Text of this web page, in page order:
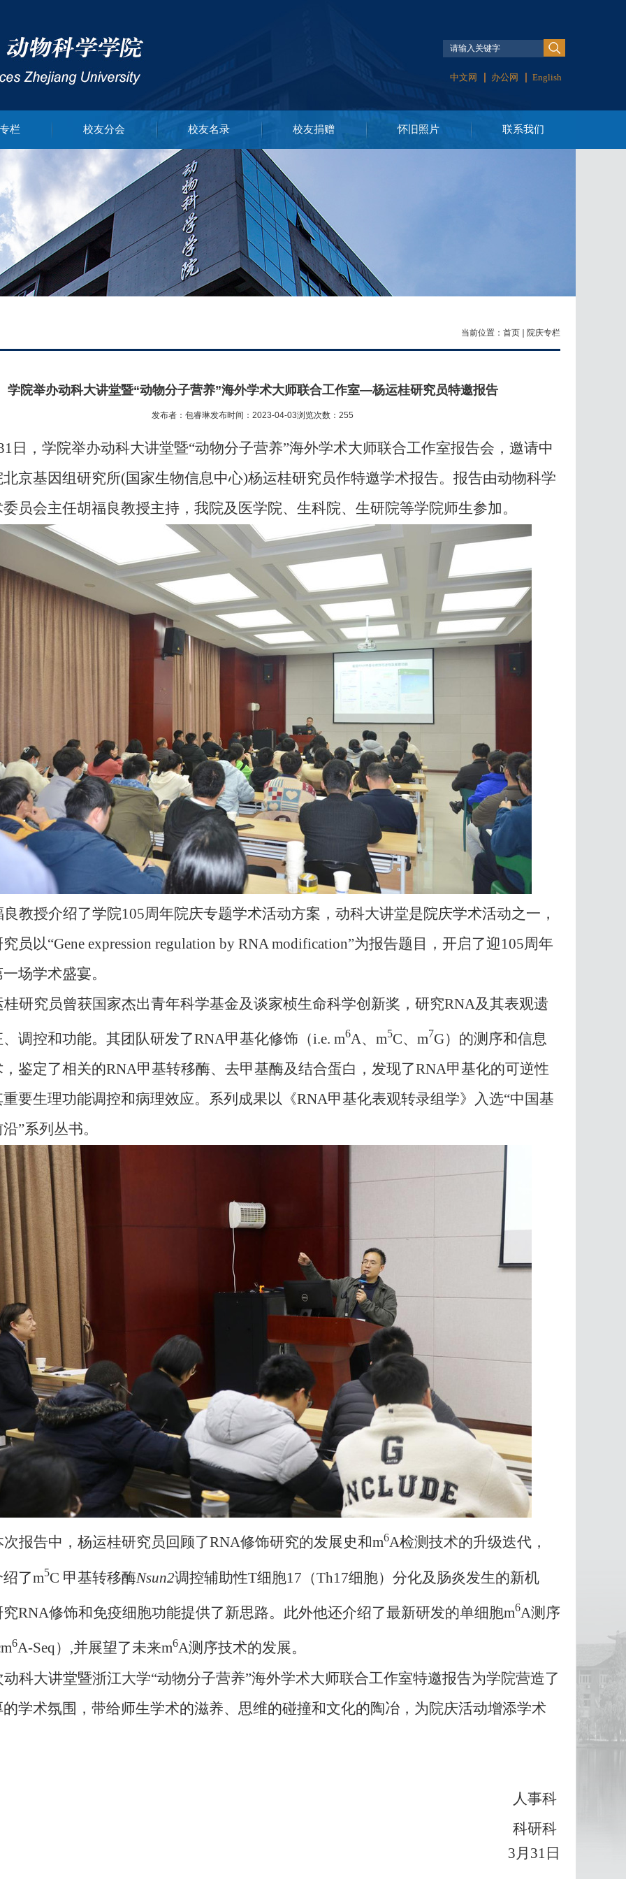
中文网 办公网 English
栏 校友分会 校友名录 校友捐赠 怀旧照片 联系我们
当前位置： 首页 院庆专栏
学院举办动科大讲堂暨“动物分子营养”海外学术大师联合工作室—杨运桂研究员特邀报告
发布者：包睿琳发布时间：2023-04-03浏览次数： 255
日，学院举办动科大讲堂暨“动物分子营养”海外学术大师联合工作室报告会，邀请中
京基因组研究所(国家生物信息中心)杨运桂研究员作特邀学术报告。报告由动物科学
员会主任胡福良教授主持，我院及医学院、生科院、生研院等学院师生参加。
良教授介绍了学院105周年院庆专题学术活动方案，动科大讲堂是院庆学术活动之一，
员以“Gene expression regulation by RNA modification”为报告题目，开启了迎105周年
场学术盛宴。
桂研究员曾获国家杰出青年科学基金及谈家桢生命科学创新奖，研究RNA及其表观遗
调控和功能。其团队研发了RNA甲基化修饰 （i.e. m6A、 m5C、 m7G） 的测序和信息
鉴定了相关的RNA甲基转移酶、去甲基酶及结合蛋白，发现了RNA甲基化的可逆性
要生理功能调控和病理效应。系列成果以 《RNA甲基化表观转录组学》 入选“中国基
沿”系列丛书。
次报告中，杨运桂研究员回顾了RNA修饰研究的发展史和m6A检测技术的升级迭代，
了m5C 甲基转移酶Nsun2调控辅助性T细胞17 （Th17细胞） 分化及肠炎发生的新机
RNA修饰和免疫细胞功能提供了新思路。此外他还介绍了最新研发的单细胞m6A测序
6A-Seq ） ,并展望了未来m6A测序技术的发展。
动科大讲堂暨浙江大学“动物分子营养”海外学术大师联合工作室特邀报告为学院营造了
学术氛围，带给师生学术的滋养、思维的碰撞和文化的陶冶，为院庆活动增添学术
人事科
科研科
3 月 31 日